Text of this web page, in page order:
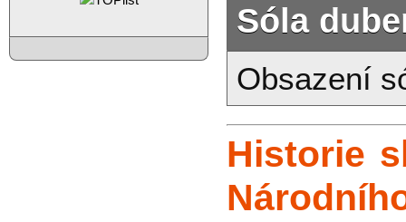
Sóla
Obsazení
Historie